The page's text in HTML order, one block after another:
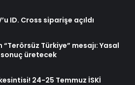
ID. Cross siparişe açıldı
“Terörsüz Türkiye” mesajı: Yasal
sonuç üretecek
24-25 Temmuz İSKİ